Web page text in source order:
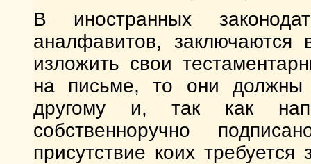
В иностранных
аналфавитов,
изложить свои
на письме, то они должны
другому и, так как
собственноручно
присутствие коих